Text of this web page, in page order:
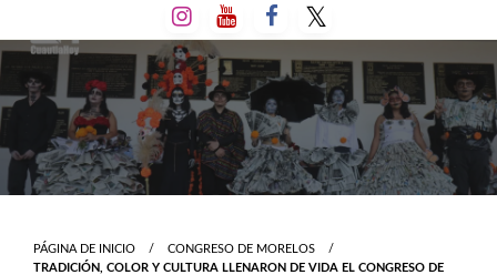
al
contenido
PÁGINA DE INICIO
CONGRESO DE MORELOS
TRADICIÓN, COLOR Y CULTURA LLENARON DE VIDA EL CONGRESO DE